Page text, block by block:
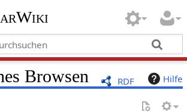
RDF Hilfe
Browsen